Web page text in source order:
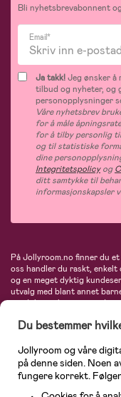
Bli nyhetsbrevabonnent
Email*
Ja takk!Jeg ønsker å
tilbud og nyheter, og
personopplysninger
Våre nyhetsbrev
for å måle
for å tilby personlig
og til statistiske
dine
Integritetspolicyog
ditt samtykke til
informasjonskapsler
På Jollyroom.no finner du
oss handler du raskt,
og en meget dyktig
utvalg med blant annet
produkter til mor, mengder
Maxi-Cosi, Baby Jogger,
største nettbutikk for barn
Du bestemmer
Jollyroom og våre
på denne siden. Noen
fungere korrekt.